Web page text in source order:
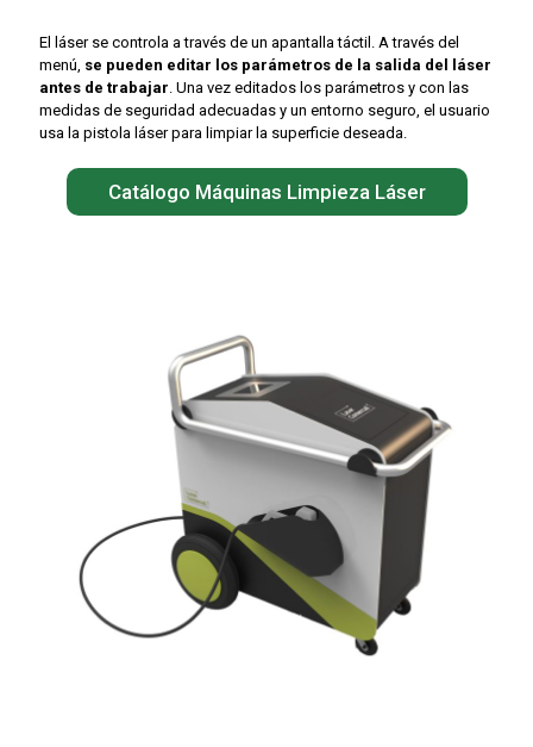
El láser se controla a través de un apantalla táctil. A través del
menú, se pueden editar los parámetros de la salida del láser
antes de trabajar. Una vez editados los parámetros y con las
medidas de seguridad adecuadas y un entorno seguro, el usuario
usa la pistola láser para limpiar la superficie deseada.
Catálogo Máquinas Limpieza Láser